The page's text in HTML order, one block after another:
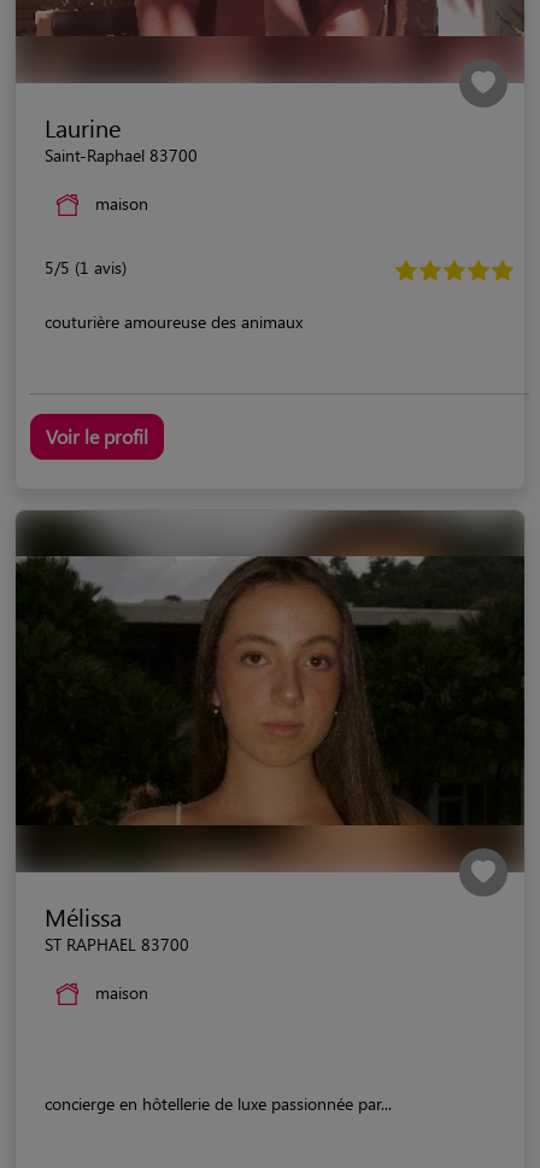
Laurine
Saint-Raphael 83700
maison
5/5 (1 avis)
couturière amoureuse des animaux
Voir le profil
Mélissa
ST RAPHAEL 83700
maison
concierge en hôtellerie de luxe passionnée par...